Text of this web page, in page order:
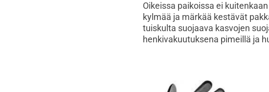
Oikeissa paikoissa ei
kylmää ja märkää kestävät
tuiskulta suojaava kasvojen
henkivakuutuksena pimeillä ja